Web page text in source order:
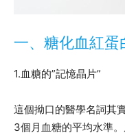
一、糖化血紅蛋
1.血糖的”記憶晶片”
這個拗口的醫學名詞其
3個月血糖的平均水準